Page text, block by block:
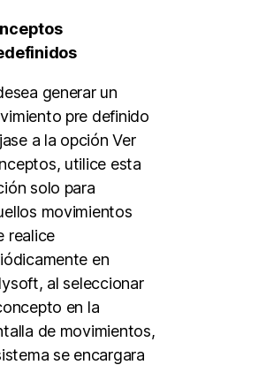
generar un
pre definido
a la opción Ver
utilice esta
solo para
movimientos
realice
en
al seleccionar
en la
de movimientos,
se encargara